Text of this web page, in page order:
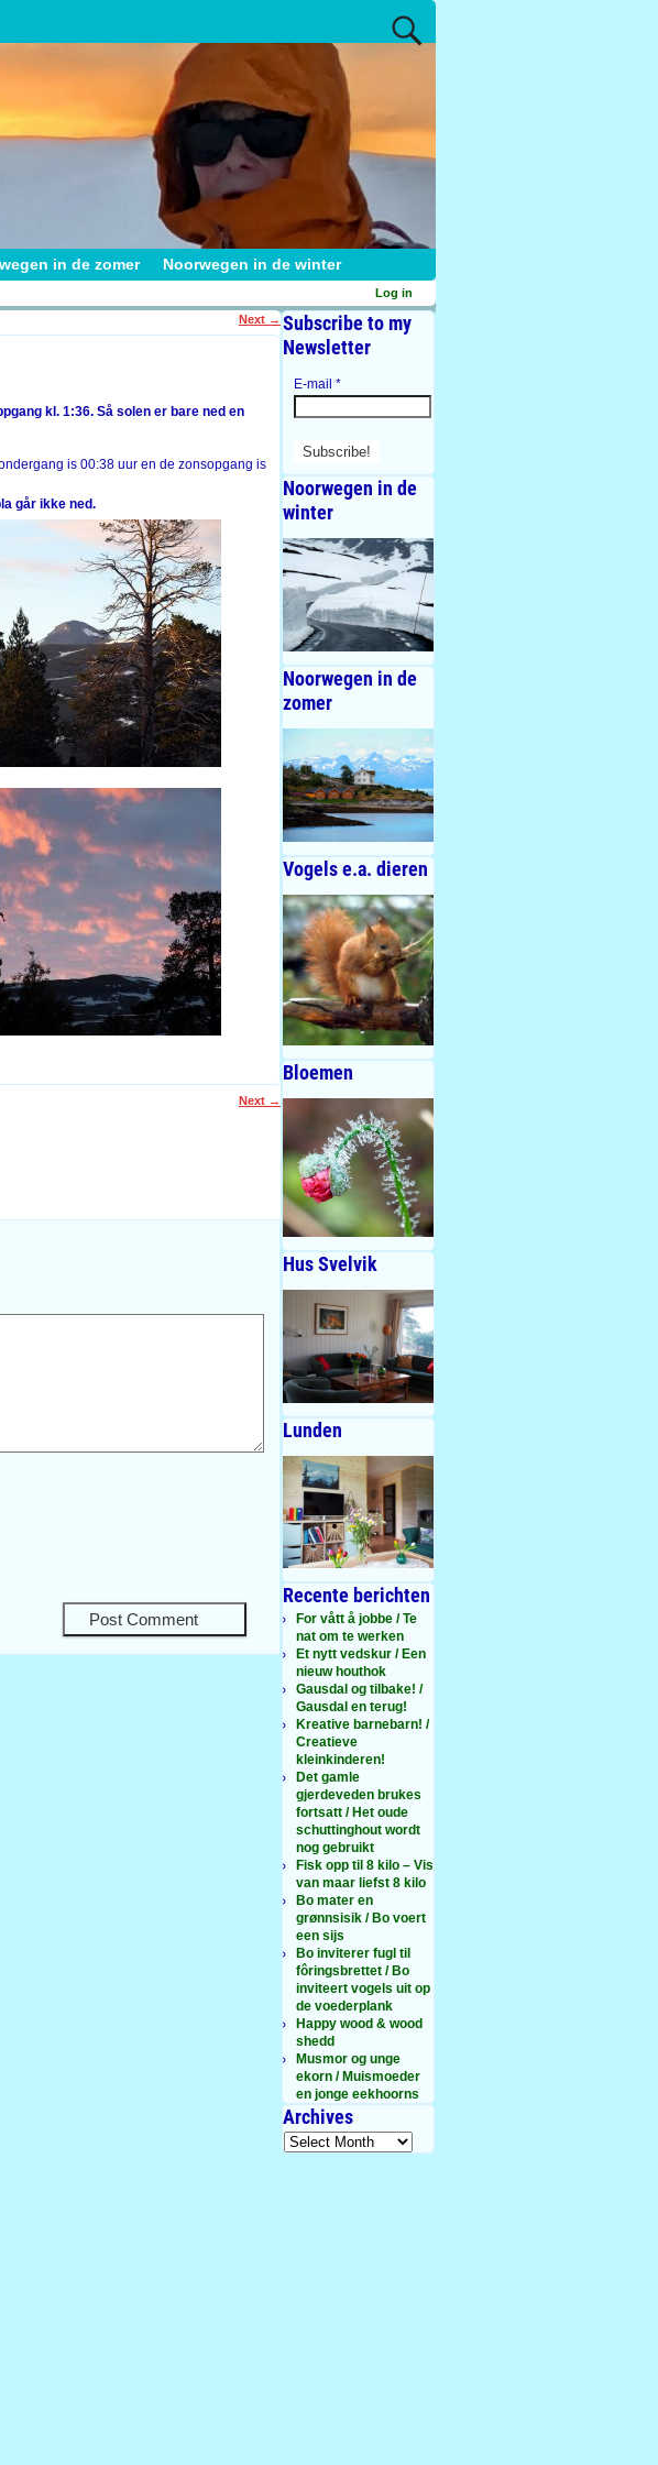
in de zomer Noorwegen in de winter
Log in
Next →
kl. 1:36. Så solen er bare ned en
is 00:38 uur en de zonsopgang is
går ikke ned.
Next →
Subscribe to my
Newsletter
E-mail *
Noorwegen in de
winter
Noorwegen in de
zomer
Vogels e.a. dieren
Bloemen
Hus Svelvik
Lunden
Recente berichten
For vått å jobbe / Te
nat om te werken
Et nytt vedskur / Een
nieuw houthok
Gausdal og tilbake! /
Gausdal en terug!
Kreative barnebarn! /
Creatieve
kleinkinderen!
Det gamle
gjerdeveden brukes
fortsatt / Het oude
schuttinghout wordt
nog gebruikt
Fisk opp til 8 kilo – Vis
van maar liefst 8 kilo
Bo mater en
grønnsisik / Bo voert
een sijs
Bo inviterer fugl til
fôringsbrettet / Bo
inviteert vogels uit op
de voederplank
Happy wood & wood
shedd
Musmor og unge
ekorn / Muismoeder
en jonge eekhoorns
Archives